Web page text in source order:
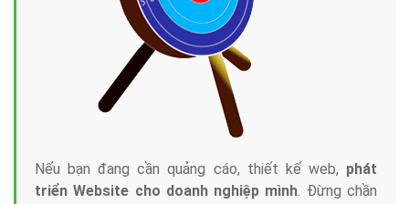
Nếu bạn đang cần quảng cáo, thiết kế web, phát
triển Website cho doanh nghiệp mình. Đừng chần